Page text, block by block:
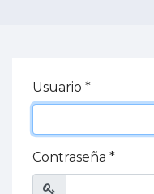
Usuario *
Contraseña *